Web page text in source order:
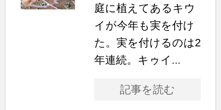
庭に植えてあるキウ
イが今年も実を付け
た。実を付けるのは2
年連続。キゥイ...
記事を読む